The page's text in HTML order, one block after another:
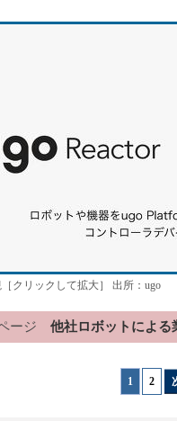
［クリックして拡大］ 出所：ugo
ージ 他社ロボットによる
1 2